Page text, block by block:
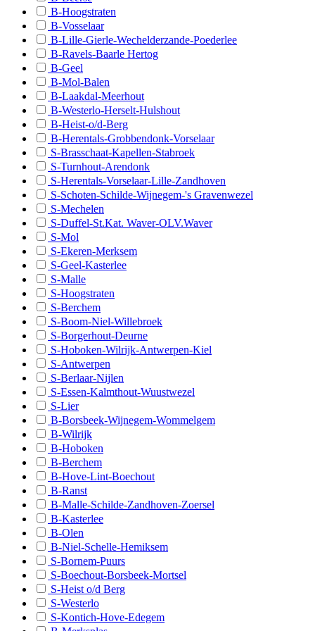
B - Denderleeuw/Haaltert
B - Dendermonde
B - Destelbergen/Laarne
B - Eeklo/Kaprijke
B - Erpe-Mere/Lede
B - Evergem
B - Gavere/Nazareth
B - Gent
B - Geraardsbergen/Lierde
B - Hamme/Waasmunster
B - Herzele/Sint-Lievens-Houtem
B - Kluisbergen/Wortegem-Petegem
B - Kruibeke
B - Kruishoutem/Zingem
B - Lochristi
B - Lokeren
B - Lovendegem/Waarschoot/Zomergem
B - Maarkedal/Ronse
B - Maldegem/Sint-Laureins
B - Melle/Merelbeke
B - Moerbeke/Wachtebeke/Zelzate
B - Ninove
B - Oosterzele
B - Oudenaarde
B - Sint-Gillis-Waas/Stekene
B - Sint-Niklaas
B-Hoogstraten
B-Vosselaar
B-Lille-Gierle-Wechelderzande-Poederlee
B-Ravels-Baarle Hertog
B-Geel
B-Mol-Balen
B-Laakdal-Meerhout
B-Westerlo-Herselt-Hulshout
B-Heist-o/d-Berg
B-Herentals-Grobbendonk-Vorselaar
S-Brasschaat-Kapellen-Stabroek
S-Turnhout-Arendonk
S-Herentals-Vorselaar-Lille-Zandhoven
S-Schoten-Schilde-Wijnegem-'s Gravenwezel
S-Mechelen
S-Duffel-St.Kat. Waver-OLV.Waver
S-Mol
S-Ekeren-Merksem
S-Geel-Kasterlee
S-Malle
S-Hoogstraten
S-Berchem
S-Boom-Niel-Willebroek
S-Borgerhout-Deurne
S-Hoboken-Wilrijk-Antwerpen-Kiel
S-Antwerpen
S-Berlaar-Nijlen
S-Essen-Kalmthout-Wuustwezel
S-Lier
B-Borsbeek-Wijnegem-Wommelgem
B-Wilrijk
B-Hoboken
B-Berchem
B-Hove-Lint-Boechout
B-Ranst
B-Malle-Schilde-Zandhoven-Zoersel
B-Kasterlee
B-Olen
B-Niel-Schelle-Hemiksem
S-Bornem-Puurs
S-Boechout-Borsbeek-Mortsel
S-Heist o/d Berg
S-Westerlo
S-Kontich-Hove-Edegem